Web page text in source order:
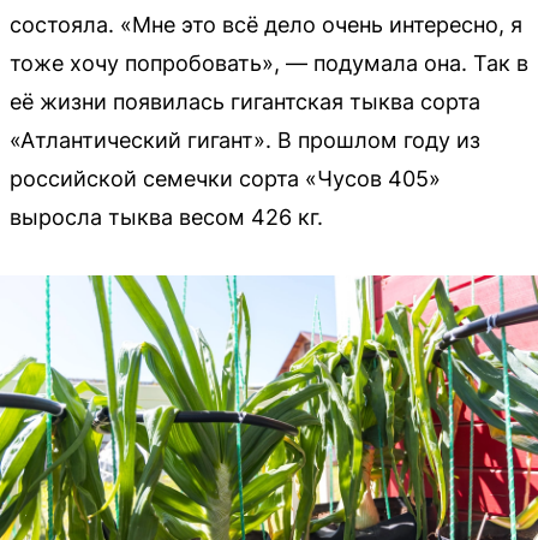
состояла. «Мне это всё дело очень интересно, я
тоже хочу попробовать», — подумала она. Так в
её жизни появилась гигантская тыква сорта
«Атлантический гигант». В прошлом году из
российской семечки сорта «Чусов 405»
выросла тыква весом 426 кг.